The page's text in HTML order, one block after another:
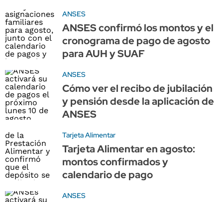
ANSES
ANSES confirmó los montos y el
cronograma de pago de agosto
para AUH y SUAF
ANSES
Cómo ver el recibo de jubilación
y pensión desde la aplicación de
ANSES
Tarjeta Alimentar
Tarjeta Alimentar en agosto:
montos confirmados y
calendario de pago
ANSES